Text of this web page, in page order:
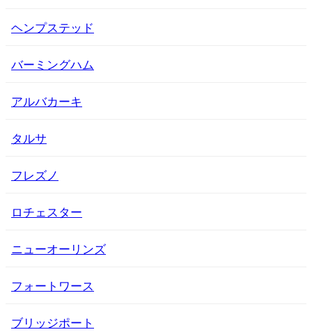
ヘンプステッド
バーミングハム
アルバカーキ
タルサ
フレズノ
ロチェスター
ニューオーリンズ
フォートワース
ブリッジポート